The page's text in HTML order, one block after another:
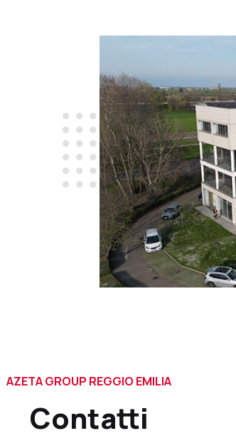
AZETA GROUP REGGIO EMILIA
Contatti